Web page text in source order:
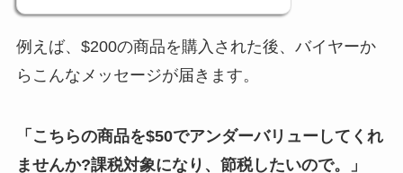
例えば、$200の商品を購入された後、バイヤーか
らこんなメッセージが届きます。
「こちらの商品を$50でアンダーバリューしてくれ
ませんか?課税対象になり、節税したいので。」